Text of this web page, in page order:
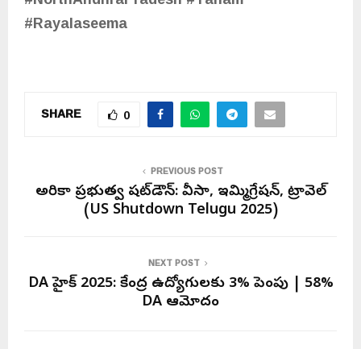
#Rayalaseema
SHARE 0
PREVIOUS POST
అమెరికా ప్రభుత్వ షట్‌డౌన్: వీసా, ఇమ్మిగ్రేషన్, ట్రావెల్
(US Shutdown Telugu 2025)
NEXT POST
DA హైక్ 2025: కేంద్ర ఉద్యోగులకు 3% పెంపు | 58%
DA ఆమోదం